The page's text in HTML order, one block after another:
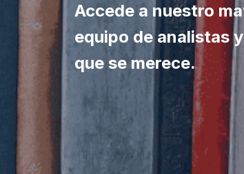
Accede a nuestro
equipo de analistas
que se merece.